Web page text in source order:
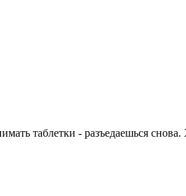
таблетки - разъедаешься